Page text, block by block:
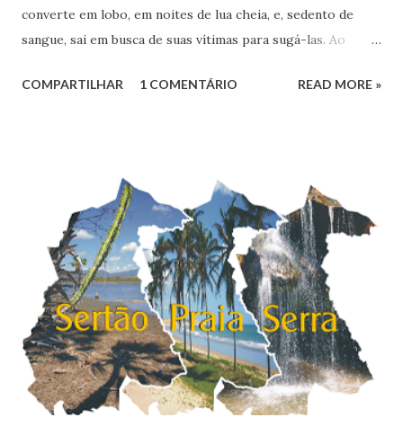
converte em lobo, em noites de lua cheia, e, sedento de
sangue, sai em busca de suas vítimas para sugá-las. Ao
pessoa comum. Essa lenda revela um ser amaldiçoado, que
COMPARTILHAR 1 COMENTÁRIO READ MORE »